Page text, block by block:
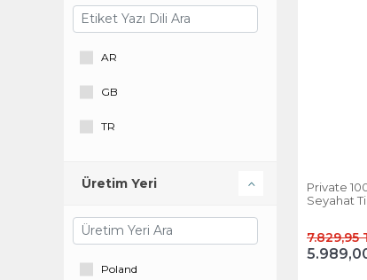
Private
Seyahat
7.829,95
AR
GB
TR
Üretim Yeri
Poland